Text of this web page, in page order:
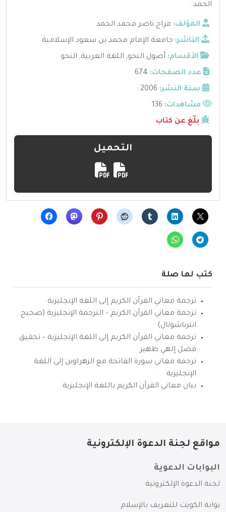
الحمد .
المؤلف: فراج ناصر محمد الحمد
الناشر: جامعة الإمام محمد بن سعود الإسلامية
الأقسام: أصول النحو, اللغة العربية, النحو
عدد الصفحات: 674
سنة النشر: 2006
مشاهدات:
بلّغ عن كتاب
التحميل
كتب لها صلة
ترجمة معاني القرآن الكريم إلى اللغة الإنجليزية
ترجمة معاني القرآن الكريم – الترجمة الإنجليزية (صحيح
انترناشونال)
ترجمة معاني القرآن الكريم إلى اللغة الإنجليزية – تحقيق
فضل إلهي ظهير
ترجمة معاني سورة الفاتحة مع الزهراوين إلى اللغة
الإنجليزية
بيان معاني القرآن الكريم باللغة الإنجليزية
مواقع لجنة الدعوة الإلكترونية
البوابات الدعوية
لجنة الدعوة الإلكترونية
بوابة الكويت للتعريف بالإسلام